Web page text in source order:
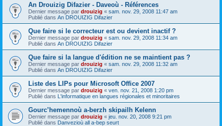
An Drouizig Difazier - Daveoù - Références
Dernier message par drouizig « sam. nov. 29, 2008 11:47 am
Publié dans An DROUIZIG Difazier
Que faire si le correcteur est ou devient inactif ?
Dernier message par drouizig « sam. nov. 29, 2008 11:34 am
Publié dans An DROUIZIG Difazier
Que faire si la langue d'édition ne se maintient pas ?
Dernier message par drouizig « sam. nov. 29, 2008 11:32 am
Publié dans An DROUIZIG Difazier
Liste des LIPs pour Microsoft Office 2007
Dernier message par drouizig « ven. nov. 21, 2008 1:20 pm
Publié dans L'informatique en langues régionales et minoritaires
Gourc’hemennoù a-berzh skipailh Kelenn
Dernier message par drouizig « jeu. nov. 20, 2008 9:21 pm
Publié dans Danvezioù all a-bep seurt